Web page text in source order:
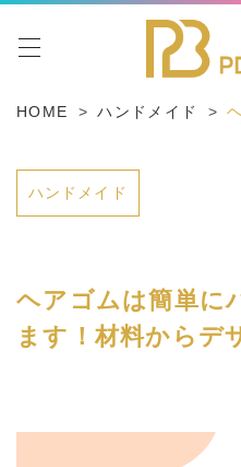
toggle navigation
HOME ハンドメイド
ハンドメイド
ヘアゴムは簡単に
ます！材料からデ